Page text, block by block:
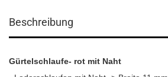
Beschreibung
Gürtelschlaufe- rot mit Naht